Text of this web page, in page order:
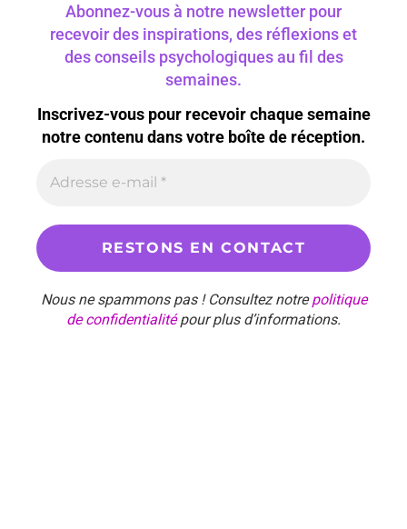
Abonnez-vous à notre newsletter pour
recevoir des inspirations, des réflexions et
des conseils psychologiques au fil des
semaines.
Inscrivez-vous pour recevoir chaque semaine
notre contenu dans votre boîte de réception.
Nous ne spammons pas ! Consultez notrepolitique
de confidentialitépour plus d’informations.